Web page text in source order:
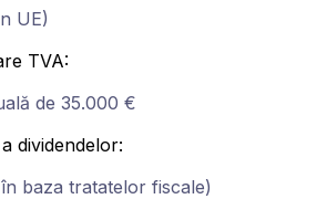
UE)
TVA:
de 35.000 €
dividendelor:
baza tratatelor fiscale)